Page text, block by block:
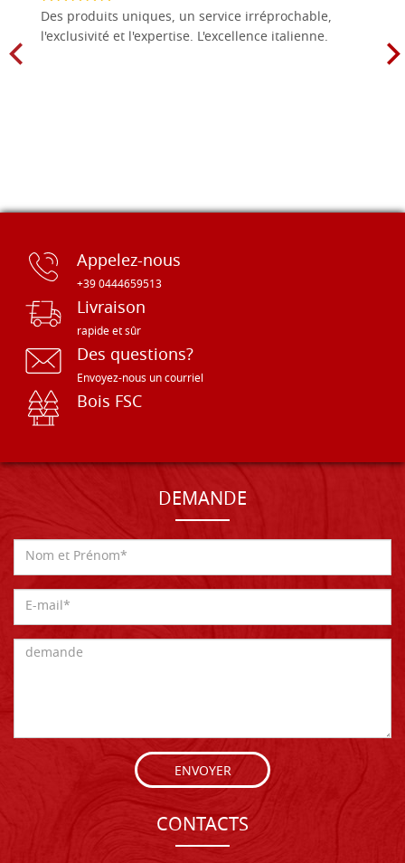
Des produits uniques, un service irréprochable,
l'exclusivité et l'expertise. L'excellence italienne.
Appelez-nous
+39 0444659513
Livraison
rapide et sûr
Des questions?
Envoyez-nous un courriel
Bois FSC
DEMANDE
ENVOYER
CONTACTS